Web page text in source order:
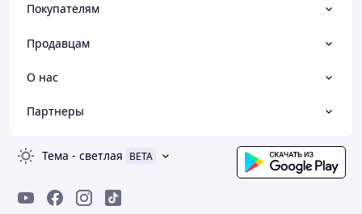
Покупателям
Продавцам
О нас
Партнеры
Тема - светлая BETA